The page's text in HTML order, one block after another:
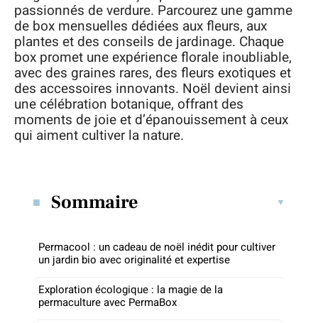
passionnés de verdure. Parcourez une gamme
de box mensuelles dédiées aux fleurs, aux
plantes et des conseils de jardinage. Chaque
box promet une expérience florale inoubliable,
avec des graines rares, des fleurs exotiques et
des accessoires innovants. Noël devient ainsi
une célébration botanique, offrant des
moments de joie et d’épanouissement à ceux
qui aiment cultiver la nature.
Sommaire
Permacool : un cadeau de noël inédit pour cultiver
un jardin bio avec originalité et expertise
Exploration écologique : la magie de la
permaculture avec PermaBox